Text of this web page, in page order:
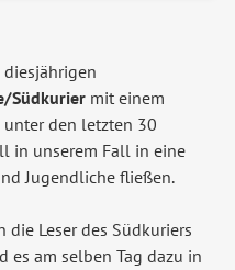
Südkuriermit einem
den letzten 30
in unserem Fall in eine
Jugendliche fließen.
die Leser des Südkuriers
es am selben Tag dazu in